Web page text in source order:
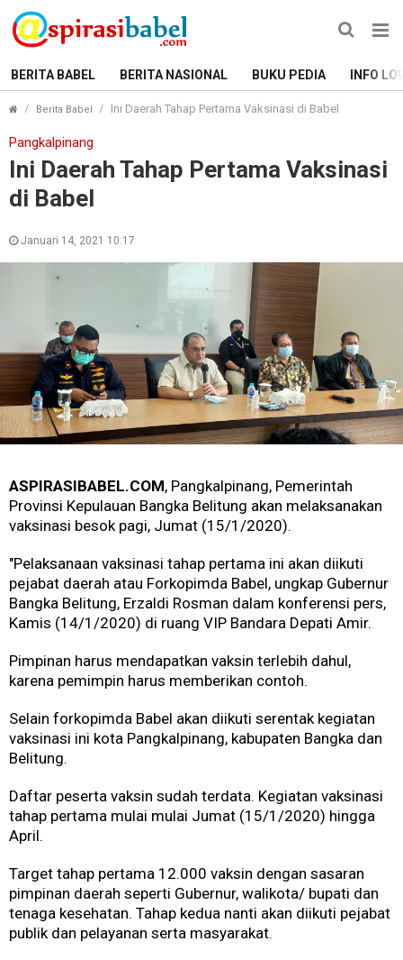
BERITA BABEL BERITA NASIONAL BUKU PEDIA INFO
Berita Babel Ini Daerah Tahap Pertama Vaksinasi di Babel
Pangkalpinang
Ini Daerah Tahap Pertama Vaksinasi
di Babel
Januari 14, 2021 10:17
ASPIRASIBABEL.COM, Pangkalpinang, Pemerintah
Provinsi Kepulauan Bangka Belitung akan melaksanakan
vaksinasi besok pagi, Jumat (15/1/2020).
"Pelaksanaan vaksinasi tahap pertama ini akan diikuti
pejabat daerah atau Forkopimda Babel, ungkap Gubernur
Bangka Belitung, Erzaldi Rosman dalam konferensi pers,
Kamis (14/1/2020) di ruang VIP Bandara Depati Amir.
Pimpinan harus mendapatkan vaksin terlebih dahul,
karena pemimpin harus memberikan contoh.
Selain forkopimda Babel akan diikuti serentak kegiatan
vaksinasi ini kota Pangkalpinang, kabupaten Bangka dan
Belitung.
Daftar peserta vaksin sudah terdata. Kegiatan vaksinasi
tahap pertama mulai mulai Jumat (15/1/2020) hingga
April.
Target tahap pertama 12.000 vaksin dengan sasaran
pimpinan daerah seperti Gubernur, walikota/ bupati dan
tenaga kesehatan. Tahap kedua nanti akan diikuti pejabat
publik dan pelayanan serta masyarakat.